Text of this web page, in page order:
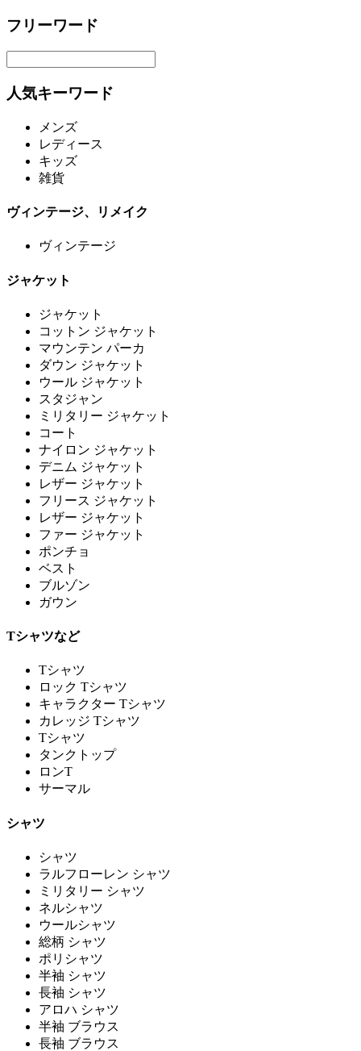
フリーワード
人気キーワード
メンズ
レディース
キッズ
雑貨
ヴィンテージ、リメイク
ヴィンテージ
ジャケット
ジャケット
コットン ジャケット
マウンテン パーカ
ダウン ジャケット
ウール ジャケット
スタジャン
ミリタリー ジャケット
コート
ナイロン ジャケット
デニム ジャケット
レザー ジャケット
フリース ジャケット
レザー ジャケット
ファー ジャケット
ポンチョ
ベスト
ブルゾン
ガウン
Tシャツなど
Tシャツ
ロック Tシャツ
キャラクター Tシャツ
カレッジ Tシャツ
Tシャツ
タンクトップ
ロンT
サーマル
シャツ
シャツ
ラルフローレン シャツ
ミリタリー シャツ
ネルシャツ
ウールシャツ
総柄 シャツ
ポリシャツ
半袖 シャツ
長袖 シャツ
アロハ シャツ
半袖 ブラウス
長袖 ブラウス